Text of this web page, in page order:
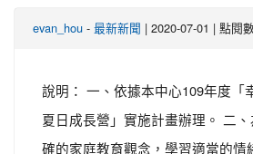
evan_hou - 最新新聞 | 2020-07-01 | 點閱
說明： 一、依據本中心109年度
夏日成長營」實施計畫辦理。 二
確的家庭教育觀念，學習適當的情